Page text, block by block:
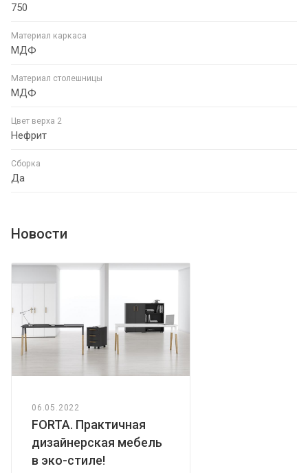
750
Материал каркаса
МДФ
Материал столешницы
МДФ
Цвет верха 2
Нефрит
Сборка
Да
Новости
06.05.2022
FORTA. Практичная
дизайнерская мебель
в эко-стиле!